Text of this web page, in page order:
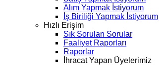
Alım Yapmak İstiyorum
İş Biriliği Yapmak İstiyorum
Hızlı Erişim
Sık Sorulan Sorular
Faaliyet Raporları
Raporlar
İhracat Yapan Üyelerimiz